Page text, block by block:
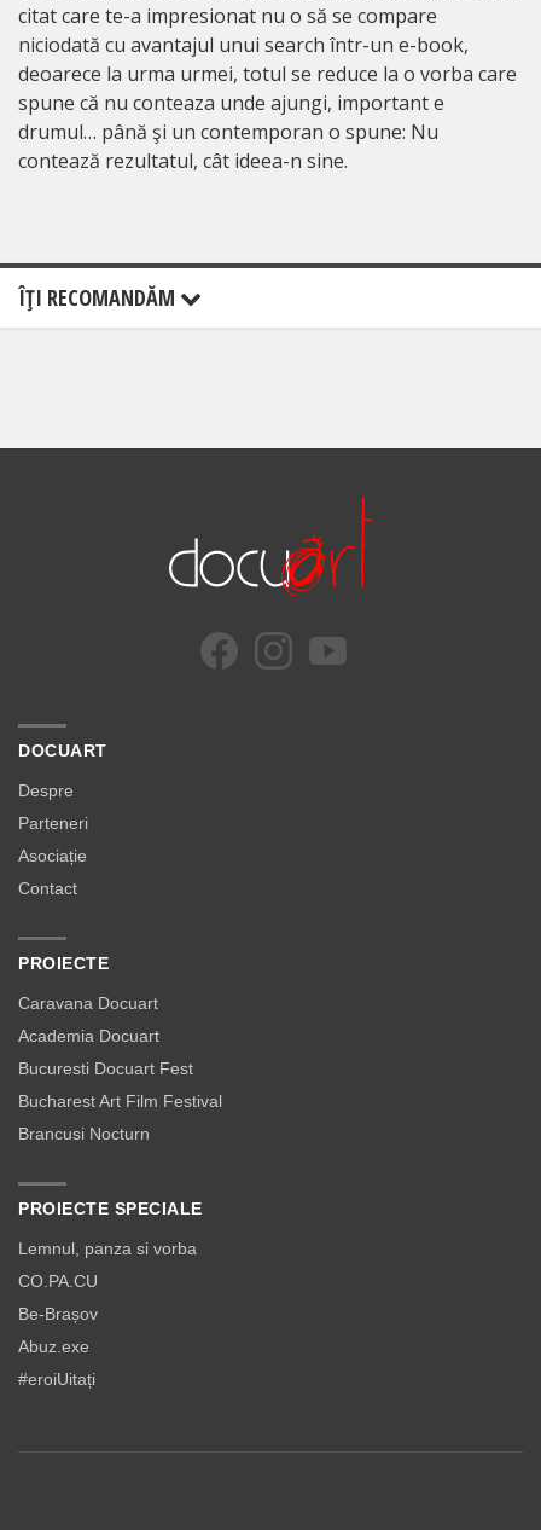
citat care te-a impresionat nu o să se compare
niciodată cu avantajul unui search într-un e-book,
deoarece la urma urmei, totul se reduce la o vorba care
spune că nu conteaza unde ajungi, important e
drumul… până şi un contemporan o spune: Nu
contează rezultatul, cât ideea-n sine.
ÎŢI RECOMANDĂM
DOCUART
Despre
Parteneri
Asociație
Contact
PROIECTE
Caravana Docuart
Academia Docuart
Bucuresti Docuart Fest
Bucharest Art Film Festival
Brancusi Nocturn
PROIECTE SPECIALE
Lemnul, panza si vorba
CO.PA.CU
Be-Brașov
Abuz.exe
#eroiUitați